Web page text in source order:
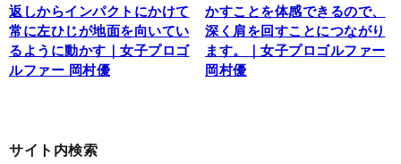
返しからインパクトにかけて
常に左ひじが地面を向いてい
るように動かす｜女子プロゴ
ルファー 岡村優
かすことを体感できるので、
深く肩を回すことにつながり
ます。｜女子プロゴルファー
岡村優
サイト内検索